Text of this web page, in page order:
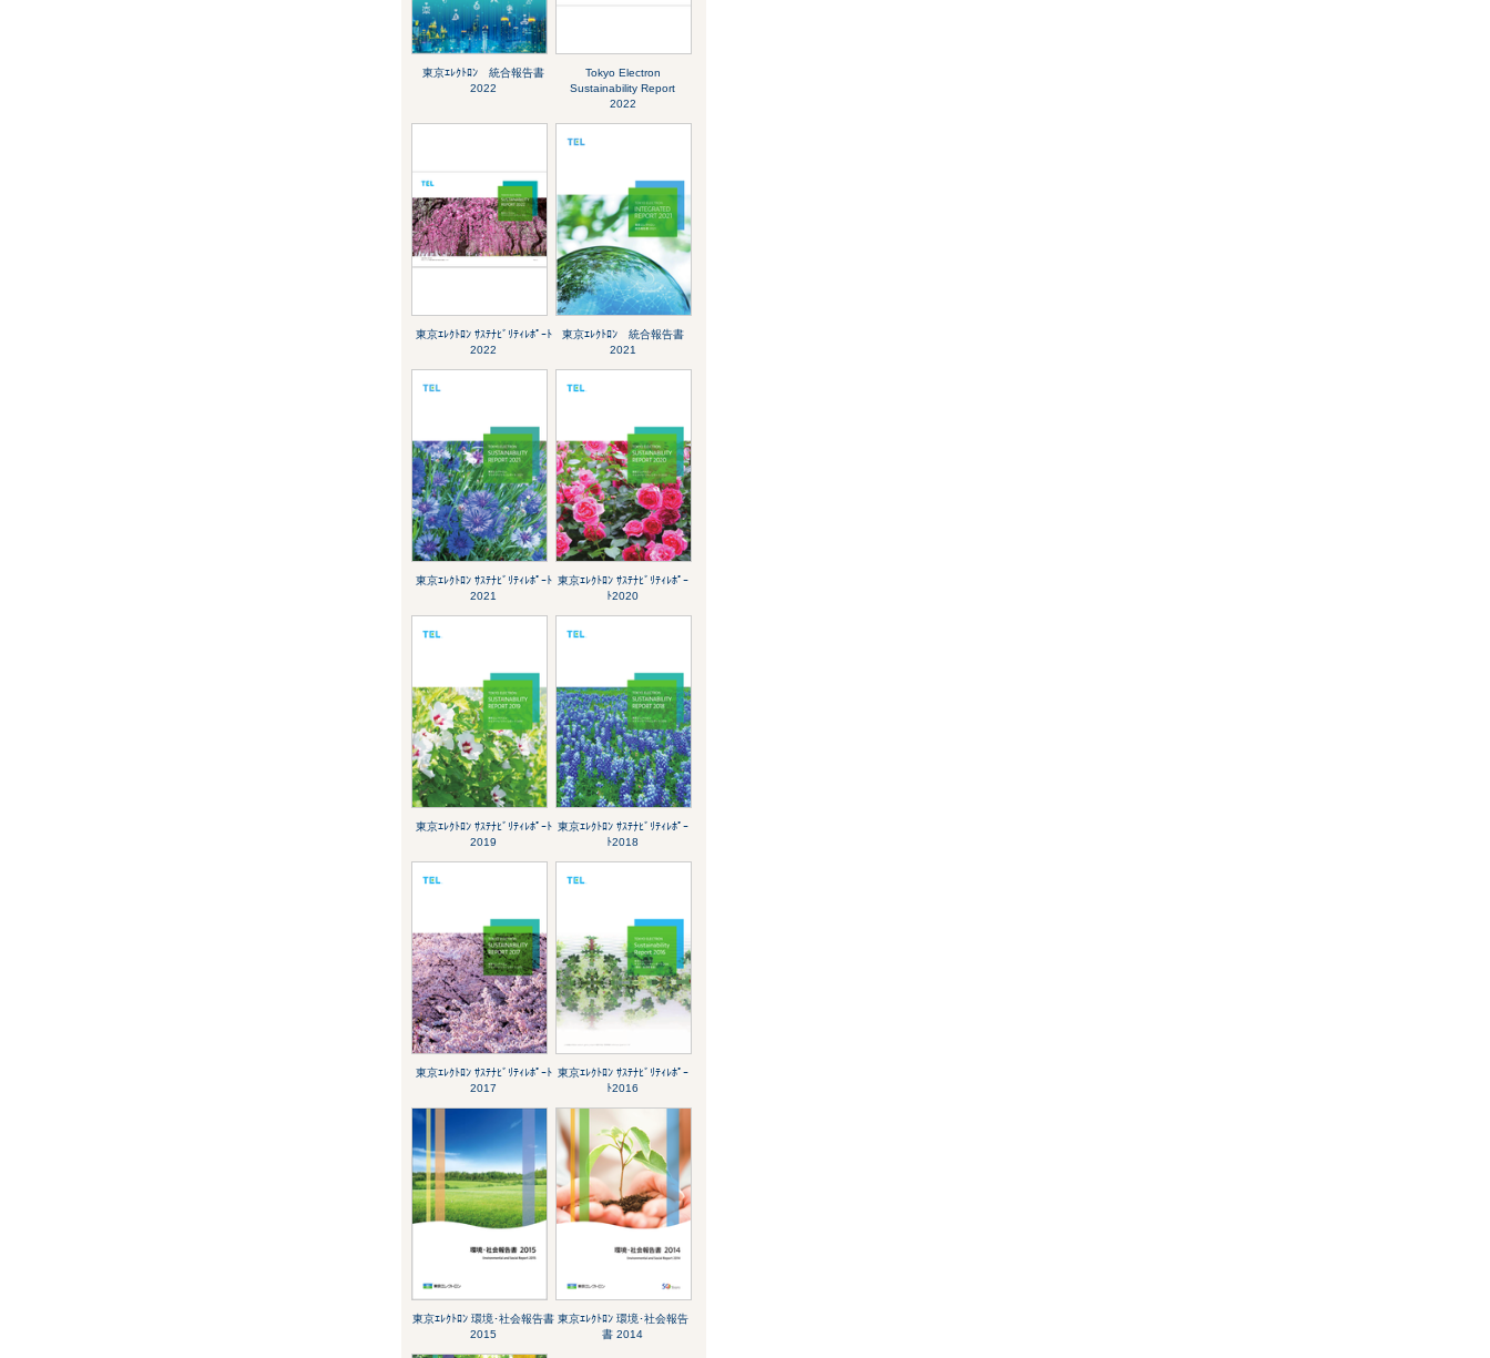
東京ｴﾚｸﾄﾛﾝ 統合報告書
2022
Tokyo Electron
Sustainability Report
2022
東京ｴﾚｸﾄﾛﾝ ｻｽﾃﾅﾋﾞﾘﾃｨﾚﾎﾟｰﾄ
2022
東京ｴﾚｸﾄﾛﾝ 統合報告書
2021
東京ｴﾚｸﾄﾛﾝ ｻｽﾃﾅﾋﾞﾘﾃｨﾚﾎﾟｰﾄ
2021
東京ｴﾚｸﾄﾛﾝ ｻｽﾃﾅﾋﾞﾘﾃｨﾚﾎﾟｰ
ﾄ2020
東京ｴﾚｸﾄﾛﾝ ｻｽﾃﾅﾋﾞﾘﾃｨﾚﾎﾟｰﾄ
2019
東京ｴﾚｸﾄﾛﾝ ｻｽﾃﾅﾋﾞﾘﾃｨﾚﾎﾟｰ
ﾄ2018
東京ｴﾚｸﾄﾛﾝ ｻｽﾃﾅﾋﾞﾘﾃｨﾚﾎﾟｰﾄ
2017
東京ｴﾚｸﾄﾛﾝ ｻｽﾃﾅﾋﾞﾘﾃｨﾚﾎﾟｰ
ﾄ2016
東京ｴﾚｸﾄﾛﾝ 環境･社会報告書
2015
東京ｴﾚｸﾄﾛﾝ 環境･社会報告
書 2014